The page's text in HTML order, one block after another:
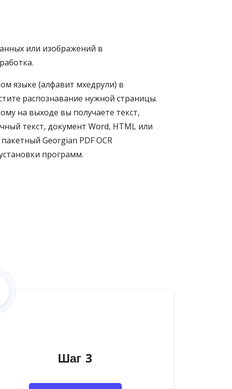
или изображений в
языке (алфавит мхедрули) в
распознавание нужной страницы.
на выходе вы получаете текст,
текст, документ Word, HTML или
Georgian PDF OCR
программ.
Шаг 3